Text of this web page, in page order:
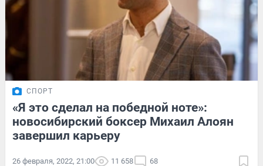
СПОРТ
«Я это сделал на победной ноте»:
новосибирский боксер Михаил Алоян
завершил карьеру
26 февраля, 2022, 21:00 11 658 68